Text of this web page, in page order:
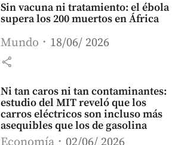
Sin vacuna ni tratamiento: el ébola
supera los 200 muertos en África
Mundo 18/06/ 2026
share
Ni tan caros ni tan contaminantes:
estudio del MIT reveló que los
carros eléctricos son incluso más
asequibles que los de gasolina